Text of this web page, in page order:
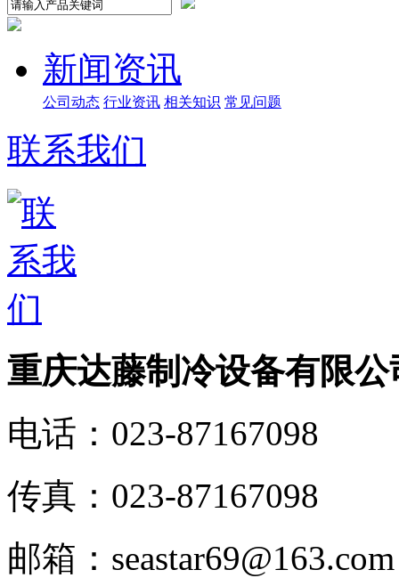
新闻资讯
公司动态 行业资讯 相关知识 常见问题
联系我们
重庆达藤制冷设备有限公
电话： 023-87167098
传真： 023-87167098
邮箱： seastar69@163.com